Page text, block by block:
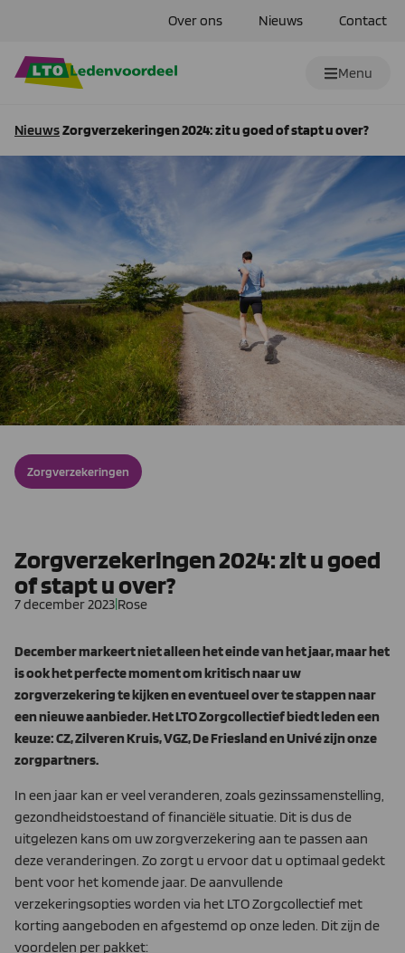
Over ons Nieuws Contact
Menu
NieuwsZorgverzekeringen 2024: zit u goed of stapt u over?
Zorgverzekeringen
Zorgverzekeringen 2024: zit u goed
of stapt u over?
7 december 2023 Rose
December markeert niet alleen het einde van het jaar, maar het
is ook het perfecte moment om kritisch naar uw
zorgverzekering te kijken en eventueel over te stappen naar
een nieuwe aanbieder. Het LTO Zorgcollectief biedt leden een
keuze: CZ, Zilveren Kruis, VGZ, De Friesland en Univé zijn onze
zorgpartners.
In een jaar kan er veel veranderen, zoals gezinssamenstelling,
gezondheidstoestand of financiële situatie. Dit is dus de
uitgelezen kans om uw zorgverzekering aan te passen aan
deze veranderingen. Zo zorgt u ervoor dat u optimaal gedekt
bent voor het komende jaar. De aanvullende
verzekeringsopties worden via het LTO Zorgcollectief met
korting aangeboden en afgestemd op onze leden. Dit zijn de
voordelen per pakket: